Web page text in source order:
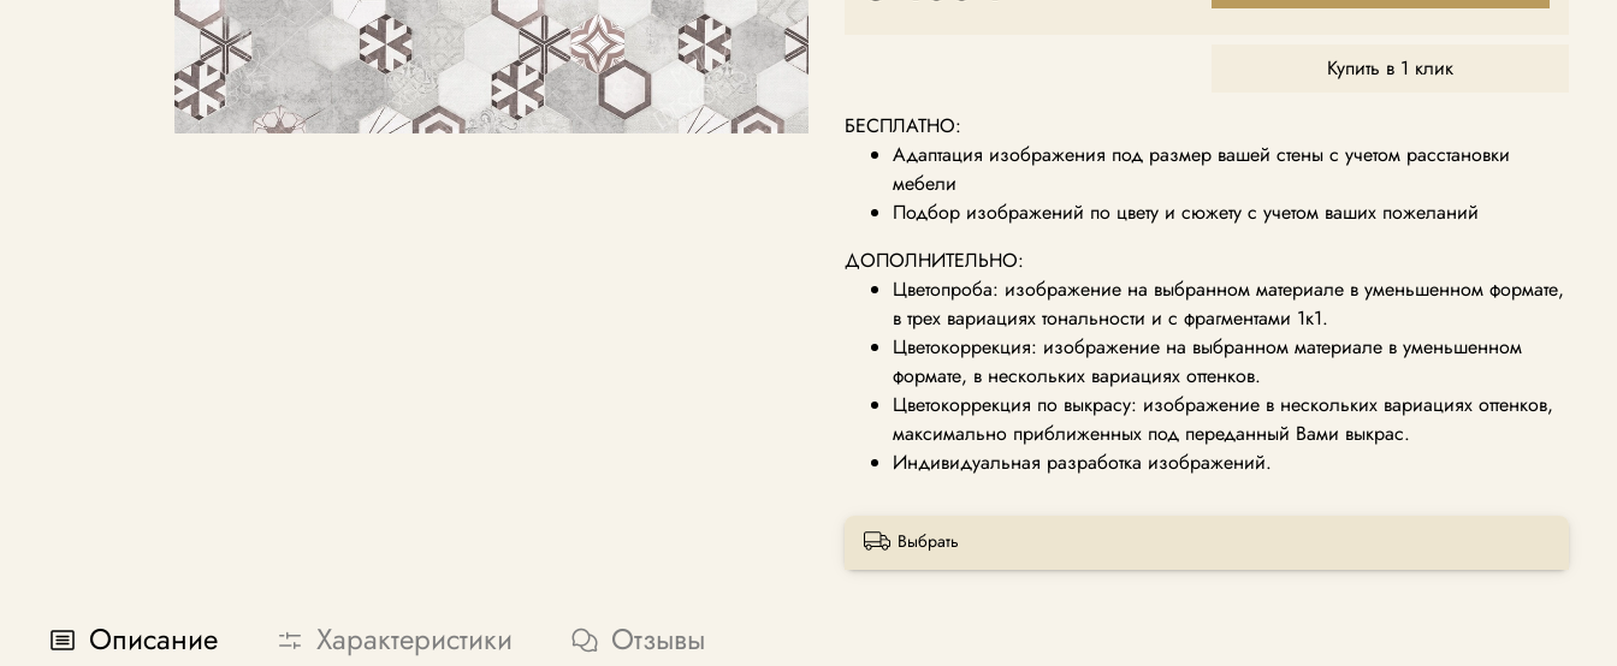
Купить в 1 клик
БЕСПЛАТНО:
Адаптация изображения под размер вашей стены с учетом расстановки
мебели
Подбор изображений по цвету и сюжету с учетом ваших пожеланий
ДОПОЛНИТЕЛЬНО:
Цветопроба: изображение на выбранном материале в уменьшенном формате,
в трех вариациях тональности и с фрагментами 1к1.
Цветокоррекция: изображение на выбранном материале в уменьшенном
формате, в нескольких вариациях оттенков.
Цветокоррекция по выкрасу: изображение в нескольких вариациях оттенков,
максимально приближенных под переданный Вами выкрас.
Индивидуальная разработка изображений.
Выбрать
Описание Характеристики Отзывы